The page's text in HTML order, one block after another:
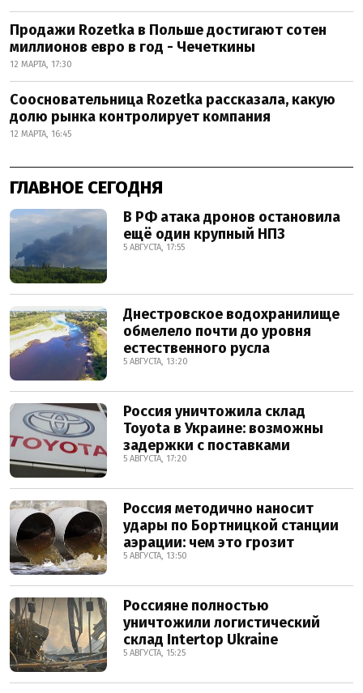
Продажи Rozetka в Польше достигают сотен
миллионов евро в год - Чечеткины
12 МАРТА, 17:30
Соосновательница Rozetka рассказала, какую
долю рынка контролирует компания
12 МАРТА, 16:45
ГЛАВНОЕ СЕГОДНЯ
В РФ атака дронов остановила
ещё один крупный НПЗ
5 АВГУСТА, 17:55
Днестровское водохранилище
обмелело почти до уровня
естественного русла
5 АВГУСТА, 13:20
Россия уничтожила склад
Toyota в Украине: возможны
задержки с поставками
5 АВГУСТА, 17:20
Россия методично наносит
удары по Бортницкой станции
аэрации: чем это грозит
5 АВГУСТА, 13:50
Россияне полностью
уничтожили логистический
склад Intertop Ukraine
5 АВГУСТА, 15:25